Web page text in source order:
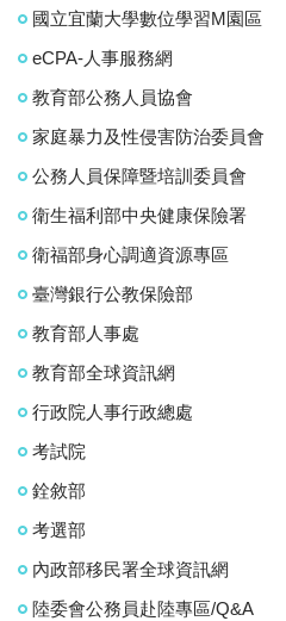
國立宜蘭大學數位學習M園區
eCPA-人事服務網
教育部公務人員協會
家庭暴力及性侵害防治委員會
公務人員保障暨培訓委員會
衛生福利部中央健康保險署
衛福部身心調適資源專區
臺灣銀行公教保險部
教育部人事處
教育部全球資訊網
行政院人事行政總處
考試院
銓敘部
考選部
內政部移民署全球資訊網
陸委會公務員赴陸專區/Q&A